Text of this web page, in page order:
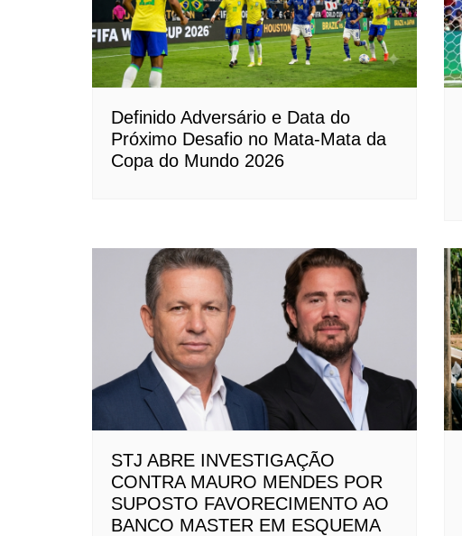
Definido Adversário e Data do
Próximo Desafio no Mata-Mata da
Copa do Mundo 2026
STJ ABRE INVESTIGAÇÃO
CONTRA MAURO MENDES POR
SUPOSTO FAVORECIMENTO AO
BANCO MASTER EM ESQUEMA